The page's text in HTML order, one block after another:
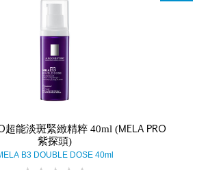
超能淡斑緊緻精粹 40ml (MELA PRO
紫探頭)
B3 DOUBLE DOSE 40ml